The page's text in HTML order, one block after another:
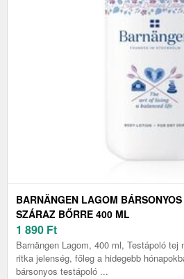
BARNÄNGEN LAGOM
SZÁRAZ BŐRRE 400 ML
1 890 Ft
Barnängen Lagom, 400 ml, Testápoló
ritka jelenség, főleg a hidegebb
bársonyos testápoló ...